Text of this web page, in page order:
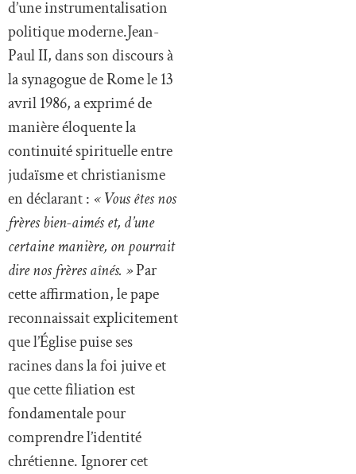
d’une instrumentalisation
politique moderne.Jean-
Paul II, dans son discours à
la synagogue de Rome le 13
avril 1986, a exprimé de
manière éloquente la
continuité spirituelle entre
judaïsme et christianisme
en déclarant : « Vous êtes nos
frères bien-aimés et, d’une
certaine manière, on pourrait
dire nos frères aînés. »Par
cette affirmation, le pape
reconnaissait explicitement
que l’Église puise ses
racines dans la foi juive et
que cette filiation est
fondamentale pour
comprendre l’identité
chrétienne. Ignorer cet